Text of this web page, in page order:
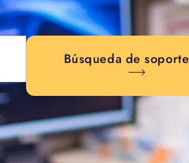
Búsqueda de soporte